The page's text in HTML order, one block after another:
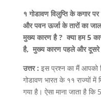
१ गोडावण विलुप्ति के कगार
और पवन ऊर्जा के तारों का
मुख्य कारण है ? क्या हम 5
है, मुख्य कारण पहले और दूसरे
उत्तर : इस प्रश्न का मैं आपको
गोडावण भारत के ११ राज्यों में
गया है। ऐसा माना जाता है